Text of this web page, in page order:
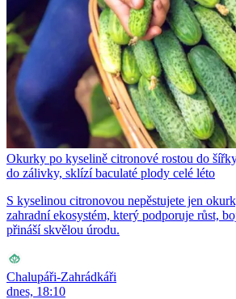
Okurky po kyselině citronové rostou do
do zálivky, sklízí baculaté plody celé léto
S kyselinou citronovou nepěstujete jen
zahradní ekosystém, který podporuje růst,
přináší skvělou úrodu.
Chalupáři-Zahrádkáři
dnes, 18:10